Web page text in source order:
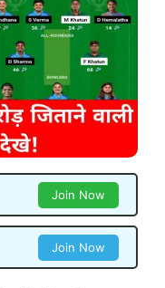
Join Now
Join Now